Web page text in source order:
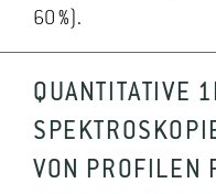
60 %).
QUANTITATIVE
VON PROFILEN